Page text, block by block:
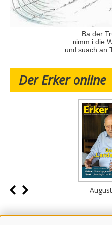
Ba der
nimm i die
und suach an
Der Erker online